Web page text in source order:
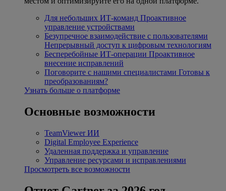
Для небольших ИТ-команд Проактивное
управление устройствами
Безупречное взаимодействие с пользователями
Непрерывный доступ к цифровым технологиям
Бесперебойные ИТ-операции Проактивное
внесение исправлений
Поговорите с нашими специалистами Готовы к
преобразованиям?
Узнать больше о платформе
Основные возможности
TeamViewer ИИ
Digital Employee Experience
Удаленная поддержка и управление
Управление ресурсами и исправлениями
Просмотреть все возможности